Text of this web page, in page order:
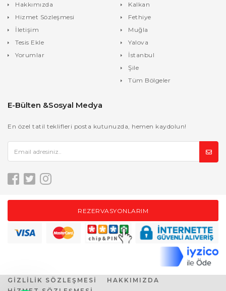
Hakkımızda
Hizmet Sözleşmesi
İletişim
Tesis Ekle
Yorumlar
Kalkan
Fethiye
Muğla
Yalova
İstanbul
Şile
Tüm Bölgeler
E-Bülten &Sosyal Medya
En özel tatil teklifleri posta kutunuzda, hemen kaydolun!
REZERVASYONLARIM
GİZLİLİK SÖZLEŞMESİ
HAKKIMIZDA